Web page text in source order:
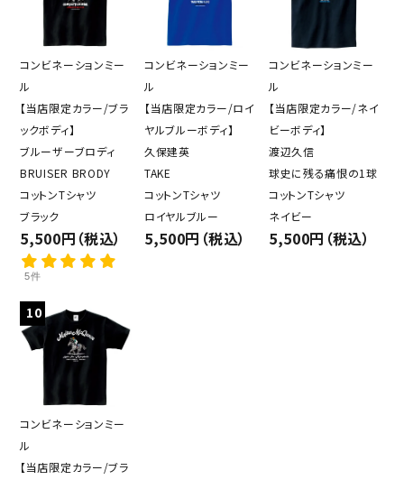
コンビネーションミー
ル
【当店限定カラー/ブラ
ックボディ】
ブルーザーブロディ
BRUISER BRODY
コットンTシャツ
ブラック
5,500円（税込）
5件
コンビネーションミー
ル
【当店限定カラー/ロイ
ヤルブルーボディ】
久保建英
TAKE
コットンTシャツ
ロイヤルブルー
5,500円（税込）
コンビネーションミー
ル
【当店限定カラー/ネイ
ビーボディ】
渡辺久信
球史に残る痛恨の1球
コットンTシャツ
ネイビー
5,500円（税込）
10
コンビネーションミー
ル
【当店限定カラー/ブラ